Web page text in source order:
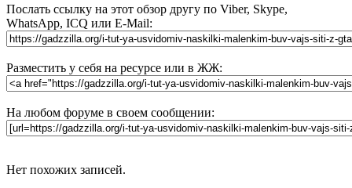
Послать ссылку на этот обзор другу по Viber, Skype,
WhatsApp, ICQ или E-Mail:
Разместить у себя на ресурсе или в ЖЖ:
На любом форуме в своем сообщении:
Нет похожих записей.